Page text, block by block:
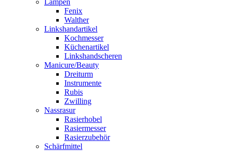
Lampen
Fenix
Walther
Linkshandartikel
Kochmesser
Küchenartikel
Linkshandscheren
Manicure/Beauty
Dreiturm
Instrumente
Rubis
Zwilling
Nassrasur
Rasierhobel
Rasiermesser
Rasierzubehör
Schärfmittel